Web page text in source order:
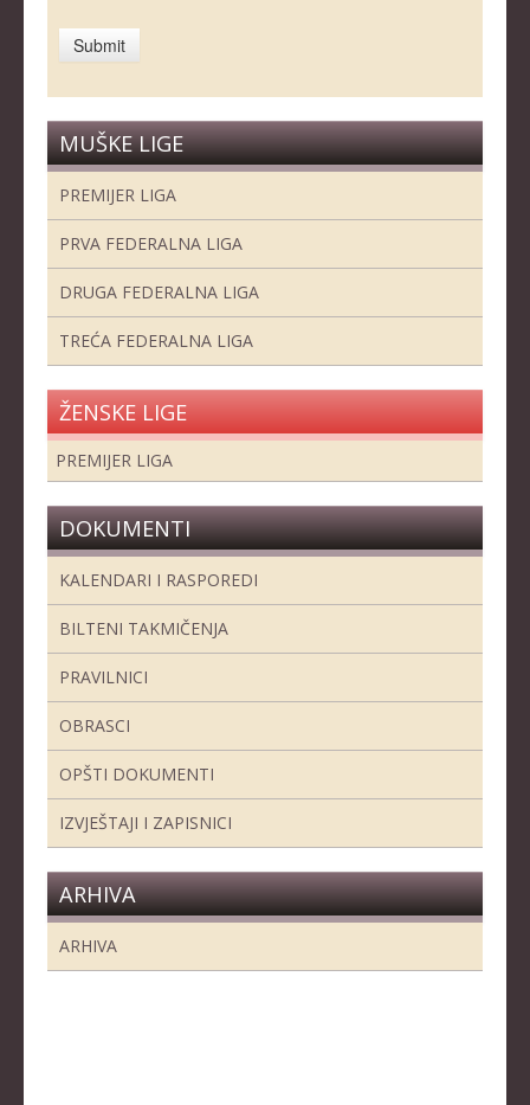
MUŠKE LIGE
PREMIJER LIGA
PRVA FEDERALNA LIGA
DRUGA FEDERALNA LIGA
TREĆA FEDERALNA LIGA
ŽENSKE LIGE
PREMIJER LIGA
DOKUMENTI
KALENDARI I RASPOREDI
BILTENI TAKMIČENJA
PRAVILNICI
OBRASCI
OPŠTI DOKUMENTI
IZVJEŠTAJI I ZAPISNICI
ARHIVA
ARHIVA